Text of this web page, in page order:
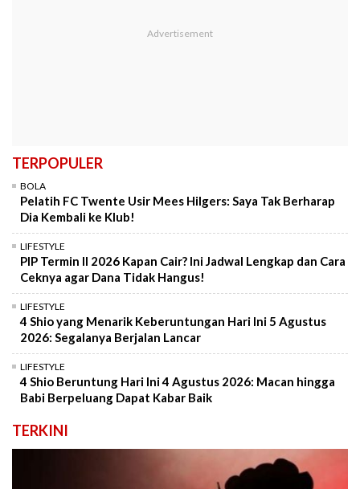
TERPOPULER
BOLA
Pelatih FC Twente Usir Mees Hilgers: Saya Tak Berharap
Dia Kembali ke Klub!
LIFESTYLE
PIP Termin II 2026 Kapan Cair? Ini Jadwal Lengkap dan Cara
Ceknya agar Dana Tidak Hangus!
LIFESTYLE
4 Shio yang Menarik Keberuntungan Hari Ini 5 Agustus
2026: Segalanya Berjalan Lancar
LIFESTYLE
4 Shio Beruntung Hari Ini 4 Agustus 2026: Macan hingga
Babi Berpeluang Dapat Kabar Baik
TERKINI